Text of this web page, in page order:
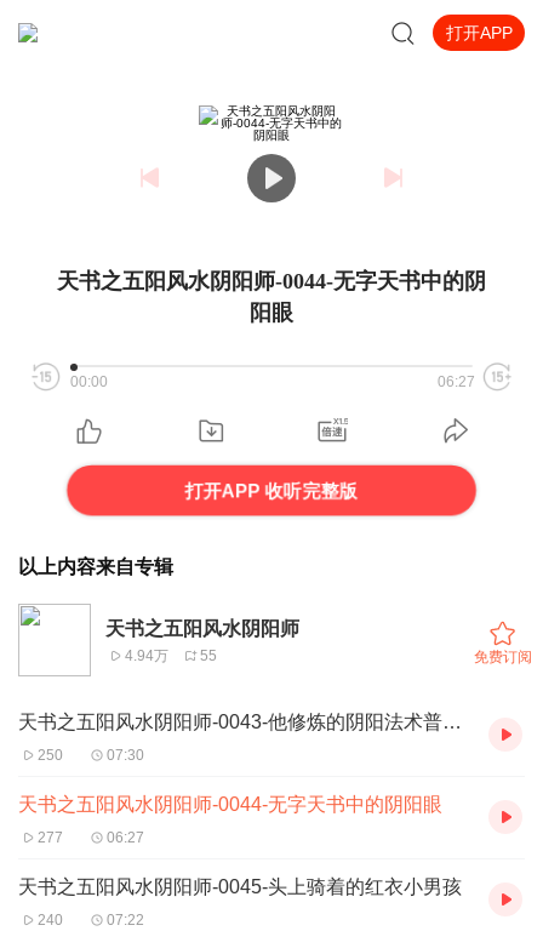
打开APP
天书之五阳风水阴阳师-0044-无字天书中的阴
阳眼
00:00 06:27
打开APP 收听完整版
以上内容来自专辑
天书之五阳风水阴阳师
4.94万 55 免费订阅
天书之五阳风水阴阳师-0043-他修炼的阴阳法术普通人根本对付不了
250 07:30
天书之五阳风水阴阳师-0044-无字天书中的阴阳眼
277 06:27
天书之五阳风水阴阳师-0045-头上骑着的红衣小男孩
240 07:22